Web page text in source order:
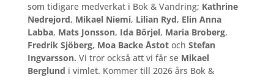
som tidigare medverkat i Bok & Vandring; Kathrine
Nedrejord, Mikael Niemi, Lilian Ryd, Elin Anna
Labba, Mats Jonsson, Ida Börjel, Maria Broberg,
Fredrik Sjöberg, Moa Backe Åstotoch Stefan
Ingvarsson. Vi tror också att vi får se Mikael
Berglund i vimlet. Kommer till 2026 års Bok &